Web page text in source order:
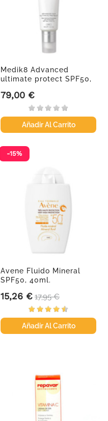
Medik8 Advanced
ultimate protect SPF50,
Precio
79,00 €
Añadir Al Carrito
Avene Fluido Mineral
SPF50, 40ml.
Precio
15,26 € Precio base
17,95 €
Añadir Al Carrito
-15%